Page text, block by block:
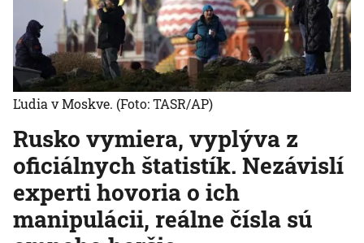
Rusko vymiera, vyplýva z
oficiálnych štatistík. Nezávislí
experti hovoria o ich
manipulácii, reálne čísla sú
Ľudia v Moskve. (Foto: TASR/AP)